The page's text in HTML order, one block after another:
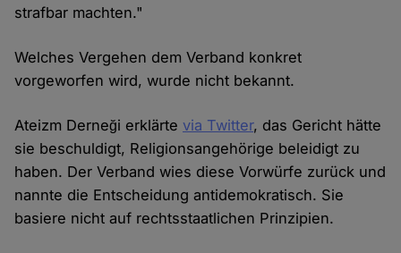
strafbar machten."
Welches Vergehen dem Verband konkret
vorgeworfen wird, wurde nicht bekannt.
Ateizm Derneği erklärtevia Twitter, das Gericht hätte
sie beschuldigt, Religionsangehörige beleidigt zu
haben. Der Verband wies diese Vorwürfe zurück und
nannte die Entscheidung antidemokratisch. Sie
basiere nicht auf rechtsstaatlichen Prinzipien.